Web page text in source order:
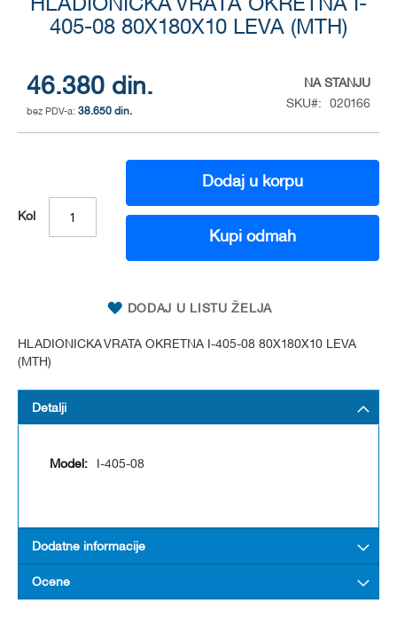
HLADIONICKA VRATA OKRETNA I-
405-08 80X180X10 LEVA (MTH)
46.380 din.
38.650 din.
NA STANJU
SKU
020166
Kol
Dodaj u korpu
Kupi odmah
DODAJ U LISTU ŽELJA
HLADIONICKA VRATA OKRETNA I-405-08 80X180X10 LEVA
(MTH)
beginning
the
images
gallery
Detalji
I-405-08
Dodatne informacije
Ocene